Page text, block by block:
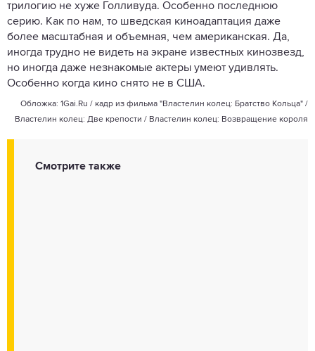
трилогию не хуже Голливуда. Особенно последнюю
серию. Как по нам, то шведская киноадаптация даже
более масштабная и объемная, чем американская. Да,
иногда трудно не видеть на экране известных кинозвезд,
но иногда даже незнакомые актеры умеют удивлять.
Особенно когда кино снято не в США.
Обложка: 1Gai.Ru / кадр из фильма "Властелин колец: Братство Кольца" /
Властелин колец: Две крепости / Властелин колец: Возвращение короля
Смотрите также